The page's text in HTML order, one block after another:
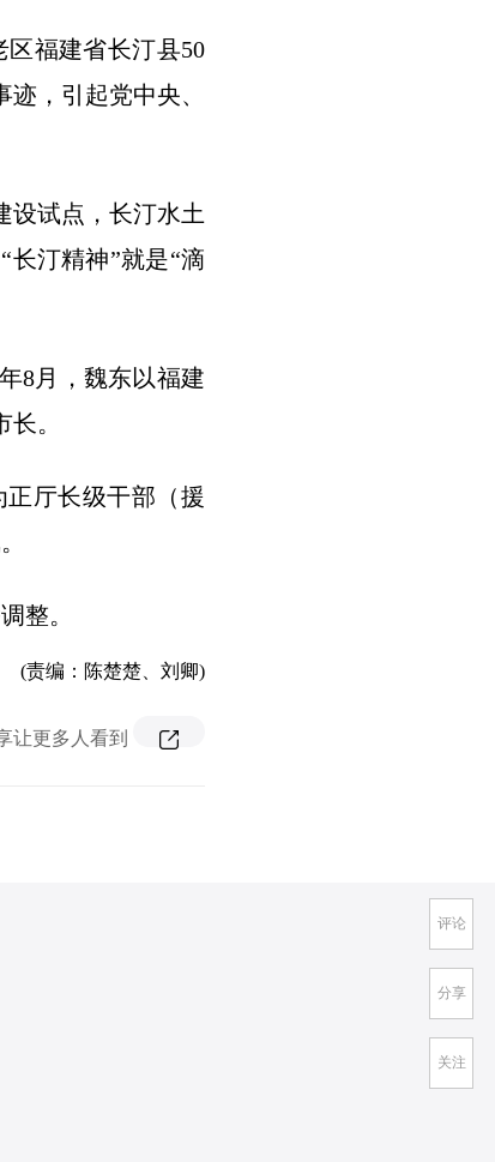
区福建省长汀县50
，引起党中央、
设试点，长汀水土
汀精神”就是“滴
8月，魏东以福建
。
正厅长级干部（援
整。
(责编：陈楚楚、刘卿)
让更多人看到
评论
分享
关注